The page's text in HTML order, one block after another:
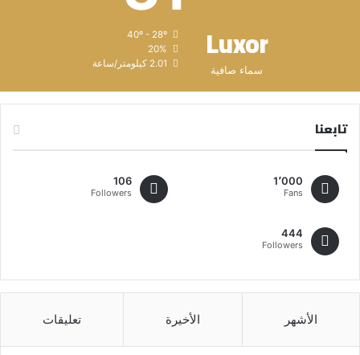
Luxor
سماء صافية
40º - 28º
20%
2.01 كيلومتر/ساعة
تابعنا
1٬000
Fans
106
Followers
444
Followers
الأشهر الأخيرة تعليقات